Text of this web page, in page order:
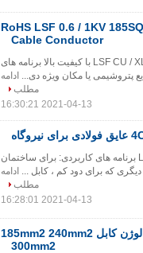
RoHS LSF 0.6 / 1KV
Cable Conductor
کابلهای سازگار با محیط RoHS کابلهای LSF CU / XLPE / LSHF -0.6 / 1KV 4x185 SQMM با کیفیت بالا برنامه های
پتروشیمی یا مکان ویژه دی... ادامه
مطلب
2021-04-13 16:30:21
سیم کابل XLPE عایق نوار فولادی زره ​​پوش کابل برق کت LSOH 4Cx240mm2 برنامه های کاربردی: برای ساختمان
دیگری که برای دود کم ، کابل ... ادامه
مطلب
2021-04-13 16:28:01
SWA زره پوش LSOH پایین دود صفر هالوژن کابل 185mm2 240mm2
300mm2